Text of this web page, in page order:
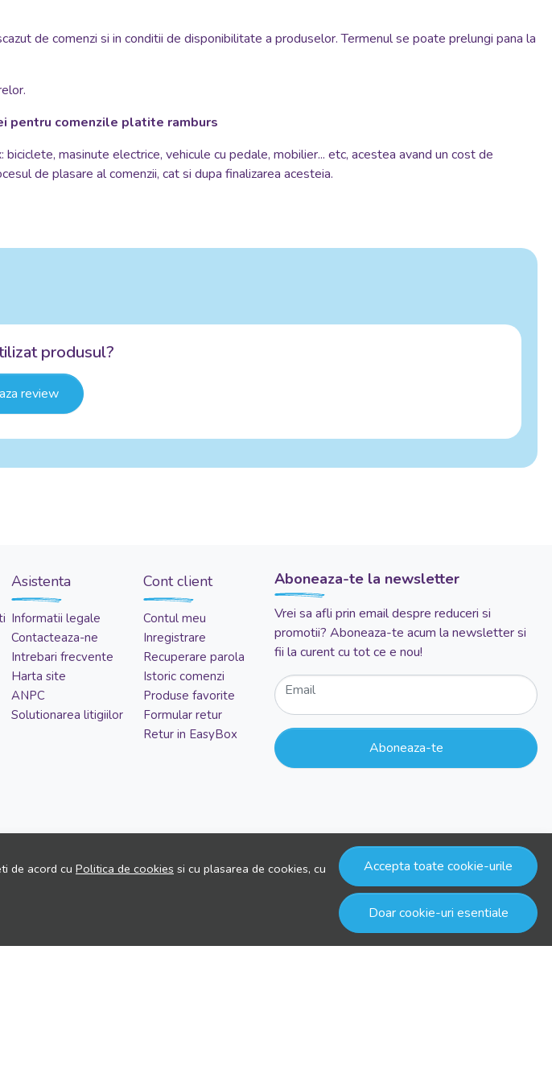
de comenzi si in conditii de disponibilitate a produselor. Termenul se poate prelungi pana la
pentru comenzile platite ramburs
masinute electrice, vehicule cu pedale, mobilier... etc, acestea avand un cost de
de plasare al comenzii, cat si dupa finalizarea acesteia.
produsul?
review
de acord cu Politica de cookies si cu plasarea de cookies, cu
Accepta toate cookie-urile
Doar cookie-uri esentiale
Asistenta
Informatii legale
Contacteaza-ne
Intrebari frecvente
Harta site
ANPC
Solutionarea litigiilor
Cont client
Contul meu
Inregistrare
Recuperare parola
Istoric comenzi
Produse favorite
Formular retur
Retur in EasyBox
Aboneaza-te la newsletter
Vrei sa afli prin email despre reduceri si
promotii? Aboneaza-te acum la newsletter si
fii la curent cu tot ce e nou!
Email
Aboneaza-te